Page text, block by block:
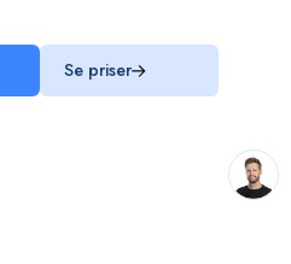
Se priser